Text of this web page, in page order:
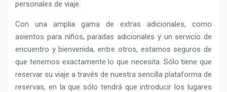
personales de viaje.
Con una amplia gama de extras adicionales, como
asientos para niños, paradas adicionales y un servicio de
encuentro y bienvenida, entre otros, estamos seguros de
que tenemos exactamente lo que necesita. Sólo tiene que
reservar su viaje a través de nuestra sencilla plataforma de
reservas, en la que sólo tendrá que introducir los lugares